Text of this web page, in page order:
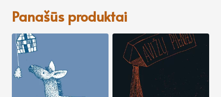
Panašūs produktai